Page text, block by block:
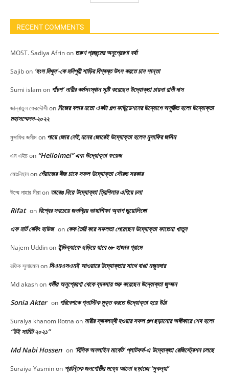
RECENT COMMENTS
MOST. Sadiya Afrinon তরুণ প্রজন্মের অনুপ্রেরণা বর্ষা
Sajibon ‘হংস মিথুন’-কে মনিপুরী শাড়ির বিশ্বস্ত উৎস করতে চান শান্তা
Sumi islamon পাঁচশ’ নারীর কর্মসংস্থান সৃষ্টি করেছেন উদ্যোক্তা চায়না রানী দাস
জান্নাতুল ফেরদৌসীon নিজের বলার মতো একটা গল্প ফাউন্ডেশনের উদ্যোগে অনুষ্ঠিত হলো উদ্যোক্তা
মহাসম্মেলন-২০২২
মুসাফির জসীমon পায়ে জোর নেই,মনের জোরেই উদ্যোক্তা হলেন মুসাফির জসিম
এম এইচon “HelloImei” এবং উদ্যোক্তা ফয়েজ
মোঃনিহালon পেঁয়াজের বীজ চাষে সফল উদ্যোক্তা সৌরভ সরকার
উম্মে নাহার মীরাon তারেঙ নিয়ে উদ্যোক্তা ত্রিশিলার এগিয়ে চলা
Rifat on বিশ্বের সবচেয়ে জনপ্রিয় ভাষাশিক্ষা অ্যাপ ডুয়োলিঙ্গো
এফ মার্ট বেকিং হাউজ on কেক তৈরি করে সফলতা পেয়েছেন উদ্যোক্তা ফাতেমা খাতুন
Najem Uddinon ইন্ডিক্যাফে ছড়িয়ে যাবে ৬৮ হাজার গ্রামে
রফিক সুলায়মানon সিএমএসএমই আওয়ারে উদ্যোক্তার সাথে বাপ্পা মজুমদার
Md akashon ধর্মীয় অনুপ্রেরণা থেকে ব্যবসায় শুরু করেছেন উদ্যোক্তা জুম্মান
Sonia Akter on পরিবেশকে প্লাস্টিক মুক্ত করতে উদ্যোক্তা হয়ে উঠা
Suraiya khanom Rotna on নারীর স্বাবলম্বী হওয়ার সফল গল্প ছড়ানোর অঙ্গীকারে শেষ হলো
“উই সামিট ২০২১”
Md Nabi Hossen on ‘বিসিক অনলাইন মার্কেট’ প্লাটফর্ম-এ উদ্যোক্তা রেজিস্ট্রেশন চলছে
Suraiya Yasminon প্রান্তিক জনগোষ্ঠীর মধ্যে আলো ছড়াচ্ছে ‘সুকন্যা’